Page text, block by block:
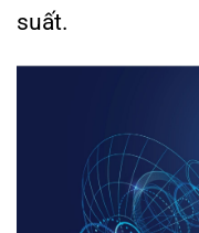
suất.